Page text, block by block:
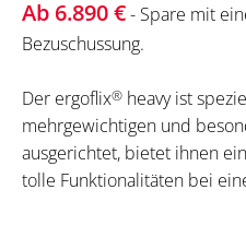
Ab 6.890 €- Spare mit
Bezuschussung.
Der ergoflix® heavy ist
mehrgewichtigen und
ausgerichtet, bietet ihnen
tolle Funktionalitäten bei